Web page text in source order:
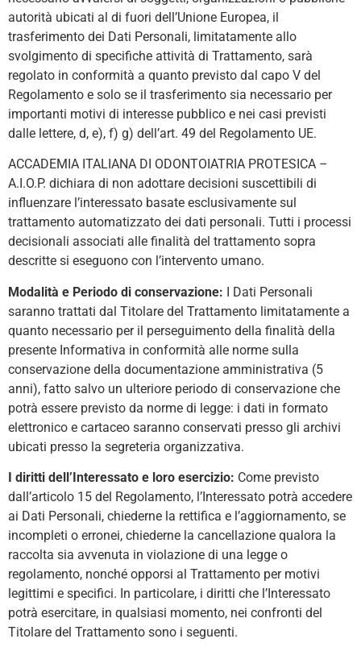
autorità ubicati al di fuori dell’Unione Europea, il
trasferimento dei Dati Personali, limitatamente allo
svolgimento di specifiche attività di Trattamento, sarà
regolato in conformità a quanto previsto dal capo V del
Regolamento e solo se il trasferimento sia necessario per
importanti motivi di interesse pubblico e nei casi previsti
dalle lettere, d, e), f) g) dell’art. 49 del Regolamento UE.
ACCADEMIA ITALIANA DI ODONTOIATRIA PROTESICA –
A.I.O.P. dichiara di non adottare decisioni suscettibili di
influenzare l’interessato basate esclusivamente sul
trattamento automatizzato dei dati personali. Tutti i processi
decisionali associati alle finalità del trattamento sopra
descritte si eseguono con l’intervento umano.
Modalità e Periodo di conservazione: I Dati Personali
saranno trattati dal Titolare del Trattamento limitatamente a
quanto necessario per il perseguimento della finalità della
presente Informativa in conformità alle norme sulla
conservazione della documentazione amministrativa (5
anni), fatto salvo un ulteriore periodo di conservazione che
potrà essere previsto da norme di legge: i dati in formato
elettronico e cartaceo saranno conservati presso gli archivi
ubicati presso la segreteria organizzativa.
I diritti dell’Interessato e loro esercizio: Come previsto
dall’articolo 15 del Regolamento, l’Interessato potrà accedere
ai Dati Personali, chiederne la rettifica e l’aggiornamento, se
incompleti o erronei, chiederne la cancellazione qualora la
raccolta sia avvenuta in violazione di una legge o
regolamento, nonché opporsi al Trattamento per motivi
legittimi e specifici. In particolare, i diritti che l’Interessato
potrà esercitare, in qualsiasi momento, nei confronti del
Titolare del Trattamento sono i seguenti.